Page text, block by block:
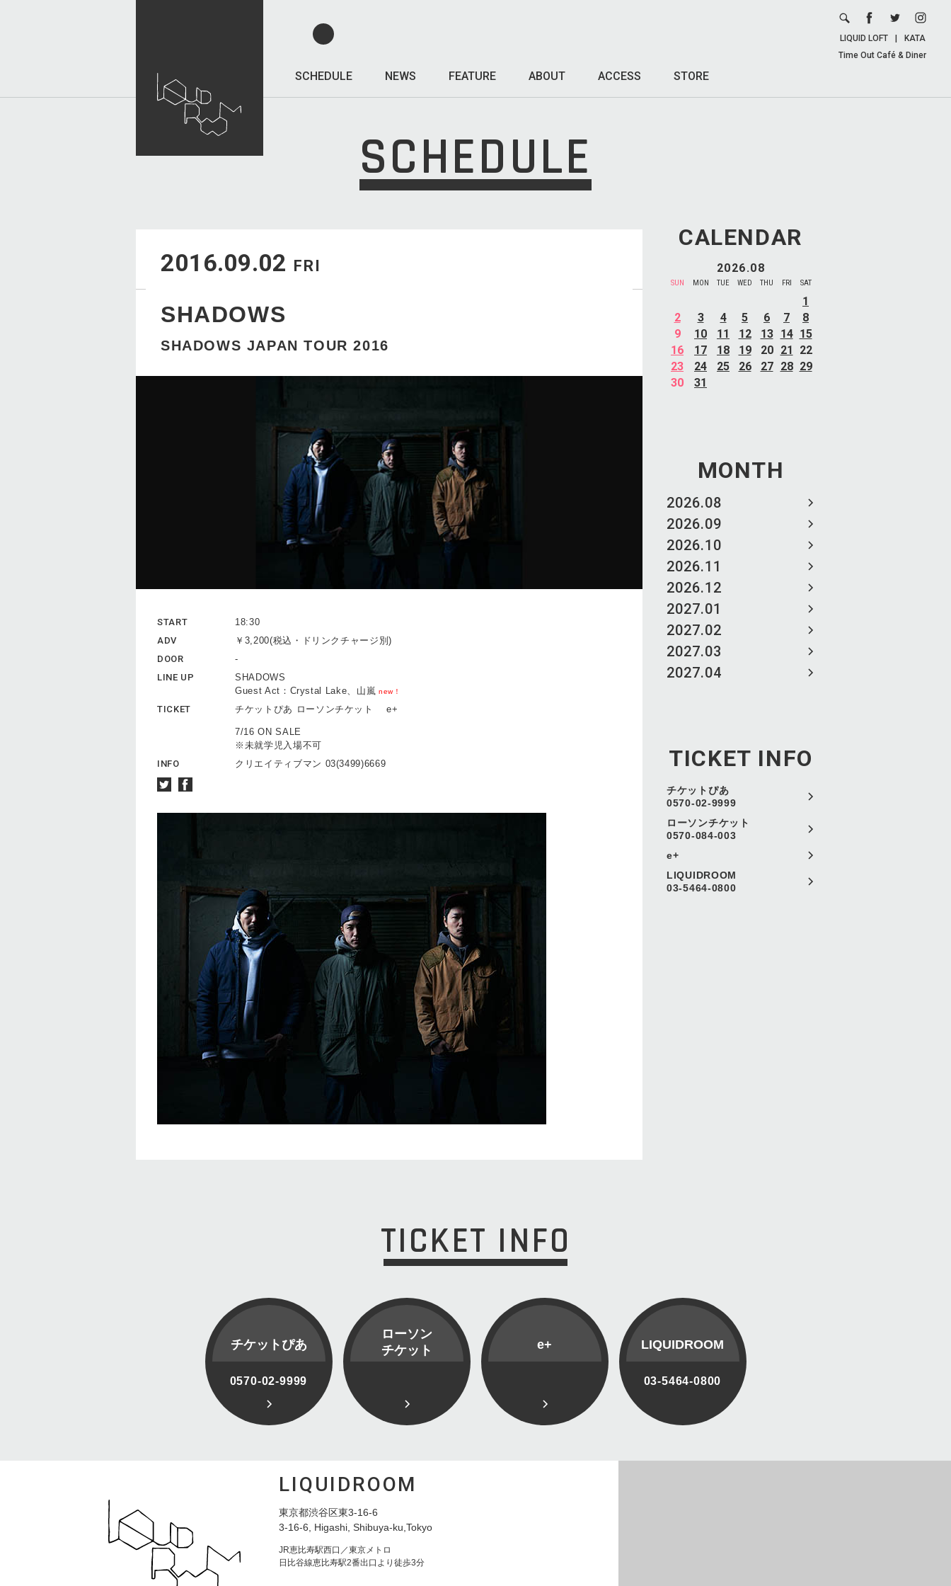
SCHEDULE NEWS FEATURE ABOUT ACCESS STORE
LIQUID LOFT
KATA
Time Out Café & Diner
SCHEDULE
CALENDAR
2026.08
SUN MON TUE WED THU FRI SAT
1
2
3 4 5 6 7
8
9
10 11 12 13 14 15
16
17 18 19 20 21
22
23
24 25 26 27 28 29
30
31
MONTH
2026.08
2026.09
2026.10
2026.11
2026.12
2027.01
2027.02
2027.03
2027.04
TICKET INFO
チケットぴあ
0570-02-9999
ローソンチケット
0570-084-003
e+
LIQUIDROOM
03-5464-0800
2016.09.02 FRI
SHADOWS
SHADOWS JAPAN TOUR 2016
START
18:30
ADV
￥3,200(税込・ドリンクチャージ別)
DOOR
-
LINE UP
SHADOWS
Guest Act：Crystal Lake、山嵐 new！
TICKET チケットぴあ ローソンチケット e+
7/16 ON SALE
※未就学児入場不可
INFO
クリエイティブマン 03(3499)6669
TICKET INFO
チケットぴあ
0570-02-9999
ローソン
チケット
e+ LIQUIDROOM
03-5464-0800
LIQUIDROOM
東京都渋谷区東3-16-6
3-16-6, Higashi, Shibuya-ku,Tokyo
JR恵比寿駅西口／東京メトロ
日比谷線恵比寿駅2番出口より徒歩3分